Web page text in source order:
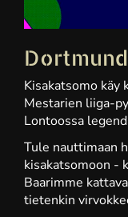
Kisakatsomo käy
Mestarien liiga-
Lontoossa
Tule nauttimaan
kisakatsomoon -
Baarimme
tietenkin